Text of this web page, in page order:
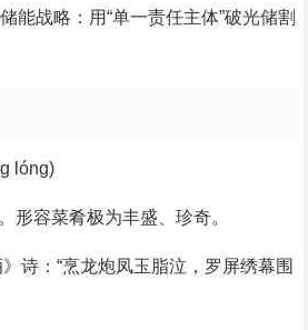
能战略：用“单一责任主体”破光储割
lóng)
形容菜肴极为丰盛、珍奇。
诗：“烹龙炮凤玉脂泣，罗屏绣幕围